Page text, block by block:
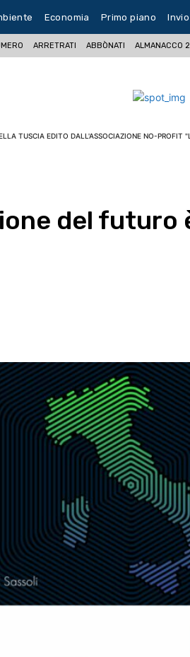
Economia Primo piano
ARRETRATI ABBÒNATI ALMANACCO
TUSCIA EDITO DALL'ASSOCIAZIONE NO-PROFIT
del futuro